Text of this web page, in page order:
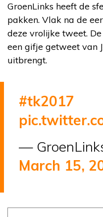
GroenLinks heeft de
pakken. Vlak na de
deze vrolijke tweet.
een gifje getweet van
uitbrengt.
#tk2017
—
March 15,